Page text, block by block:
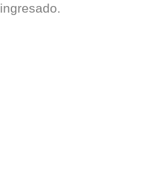
ingresado.